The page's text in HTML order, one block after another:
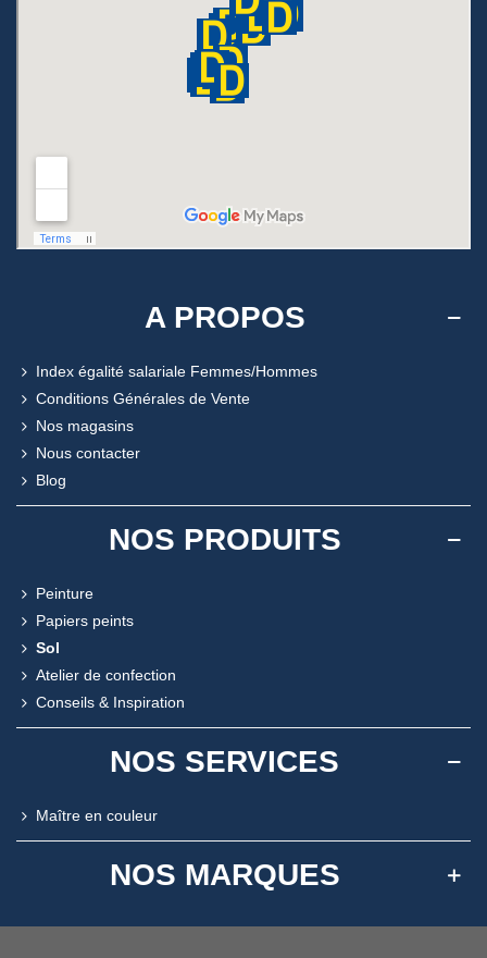
A PROPOS
Index égalité salariale Femmes/Hommes
Conditions Générales de Vente
Nos magasins
Nous contacter
Blog
NOS PRODUITS
Peinture
Papiers peints
Sol
Atelier de confection
Conseils & Inspiration
NOS SERVICES
Maître en couleur
NOS MARQUES